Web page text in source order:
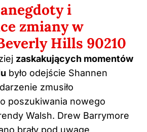
i
zmiany w
Hills 90210
zaskakujących momentów
było odejście Shannen
zmusiło
poszukiwania nowego
Walsh. Drew Barrymore
brały pod uwagę